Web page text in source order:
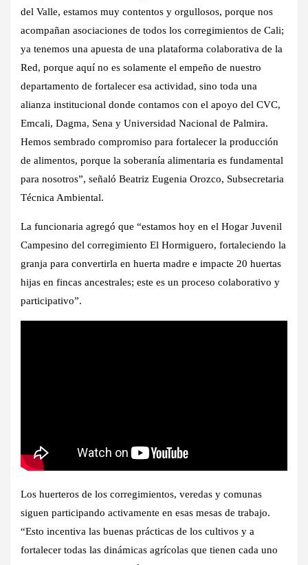
del Valle, estamos muy contentos y orgullosos, porque nos
acompañan asociaciones de todos los corregimientos de Cali;
ya tenemos una apuesta de una plataforma colaborativa de la
Red, porque aquí no es solamente el empeño de nuestro
departamento de fortalecer esa actividad, sino toda una
alianza institucional donde contamos con el apoyo del CVC,
Emcali, Dagma, Sena y Universidad Nacional de Palmira.
Hemos sembrado compromiso para fortalecer la producción
de alimentos, porque la soberanía alimentaria es fundamental
para nosotros”, señaló Beatriz Eugenia Orozco, Subsecretaria
Técnica Ambiental.
La funcionaria agregó que “estamos hoy en el Hogar Juvenil
Campesino del corregimiento El Hormiguero, fortaleciendo la
granja para convertirla en huerta madre e impacte 20 huertas
hijas en fincas ancestrales; este es un proceso colaborativo y
participativo”.
Los huerteros de los corregimientos, veredas y comunas
siguen participando activamente en esas mesas de trabajo.
“Esto incentiva las buenas prácticas de los cultivos y a
fortalecer todas las dinámicas agrícolas que tienen cada uno